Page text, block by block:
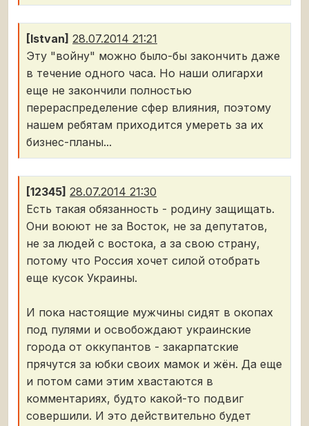
[Istvan] 28.07.2014 21:21
Эту "войну" можно было-бы закончить даже
в течение одного часа. Но наши олигархи
еще не закончили полностью
перераспределение сфер влияния, поэтому
нашем ребятам приходится умереть за их
бизнес-планы...
[12345] 28.07.2014 21:30
Есть такая обязанность - родину защищать.
Они воюют не за Восток, не за депутатов,
не за людей с востока, а за свою страну,
потому что Россия хочет силой отобрать
еще кусок Украины.
И пока настоящие мужчины сидят в окопах
под пулями и освобождают украинские
города от оккупантов - закарпатские
прячутся за юбки своих мамок и жён. Да еще
и потом сами этим хвастаются в
комментариях, будто какой-то подвиг
совершили. И это действительно будет